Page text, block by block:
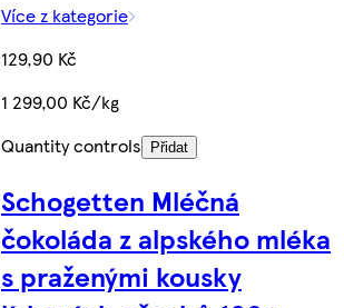
Více z kategorie
129,90 Kč
1 299,00 Kč/kg
Quantity controls
Přidat
Schogetten Mléčná
čokoláda z alpského mléka
s praženými kousky